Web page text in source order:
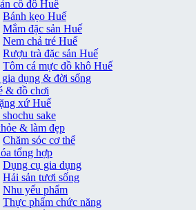
cố đô Huế
Bánh kẹo Huế
Mắm đặc sản Huế
Nem chả tré Huế
Rượu trà đặc sản Huế
Tôm cá mực đồ khô Huế
dụng & đời sống
& đồ chơi
xứ Huế
sake
& làm đẹp
Chăm sóc cơ thể
tổng hợp
Dụng cụ gia dụng
Hải sản tươi sống
Nhu yếu phẩm
Thực phẩm chức năng